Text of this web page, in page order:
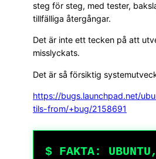
steg för steg, med tester,
tillfälliga återgångar.
Det är inte ett tecken på att
misslyckats.
Det är så försiktig
https://bugs.launchpad.net/
tils-from/+bug/2158691
$ FAKTA: